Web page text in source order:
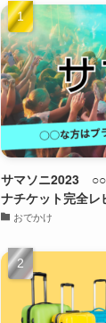
サマソニ2023 ○○
ナチケット完全レ
おでかけ